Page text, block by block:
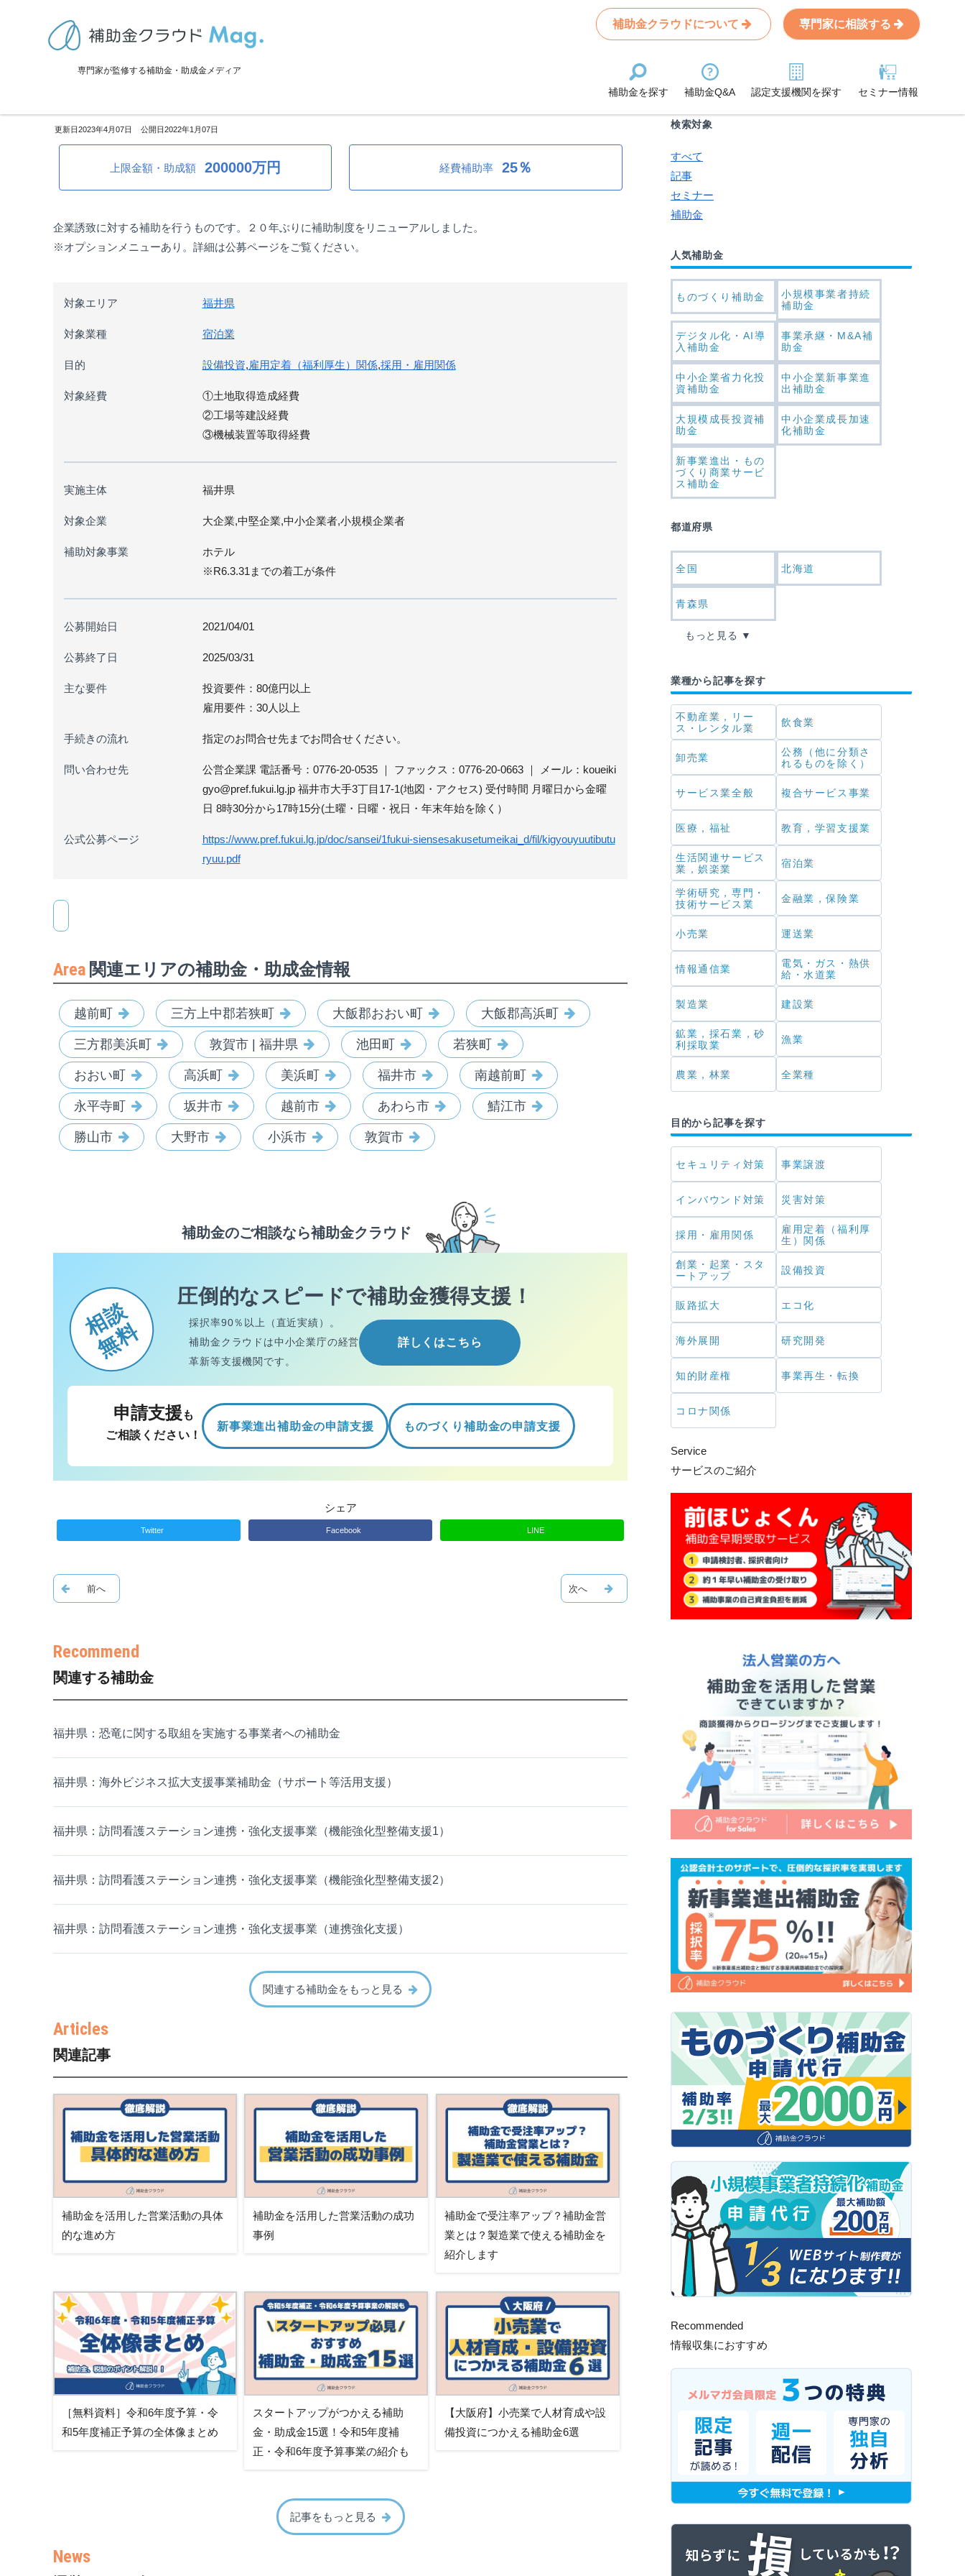
専門家が監修する補助金・助成金メディア
補助金クラウドについて 専門家に相談する
補助金を探す 補助金Q&A 認定支援機関を探す セミナー情報
>補助金・助成金詳細
2023年4月07日 2022年1月07日
上限金額・助成額 200000万円 経費補助率 25％
企業誘致に対する補助を行うものです。２０年ぶりに補助制度をリニューアルしました。
※オプションメニューあり。詳細は公募ページをご覧ください。
対象エリア 福井県
対象業種 宿泊業
目的 設備投資,雇用定着（福利厚生）関係,採用・雇用関係
対象経費
①土地取得造成経費
②工場等建設経費
③機械装置等取得経費
実施主体 福井県
対象企業 大企業,中堅企業,中小企業者,小規模企業者
補助対象事業
ホテル
※R6.3.31までの着工が条件
公募開始日 2021/04/01
公募終了日 2025/03/31
主な要件
投資要件：80億円以上
雇用要件：30人以上
手続きの流れ 指定のお問合せ先までお問合せください。
問い合わせ先
公営企業課 電話番号：0776-20-0535 ｜ ファックス：0776-20-0663 ｜ メール：koueiki
gyo@pref.fukui.lg.jp 福井市大手3丁目17-1(地図・アクセス) 受付時間 月曜日から金曜
日 8時30分から17時15分(土曜・日曜・祝日・年末年始を除く）
公式公募ページ
https://www.pref.fukui.lg.jp/doc/sansei/1fukui-siensesakusetumeikai_d/fil/kigyouyuutibutu
ryuu.pdf
Area 関連エリアの補助金・助成金情報
越前町 三方上中郡若狭町 大飯郡おおい町 大飯郡高浜町
三方郡美浜町 敦賀市 | 福井県 池田町 若狭町
おおい町 高浜町 美浜町 福井市 南越前町
永平寺町 坂井市 越前市 あわら市 鯖江市
勝山市 大野市 小浜市 敦賀市
補助金のご相談なら補助金クラウド
相談
無料
圧倒的なスピードで補助金獲得支援！
採択率90％以上（直近実績）。
補助金クラウドは中小企業庁の経営
革新等支援機関です。
詳しくはこちら
申請支援 も
ご相談ください！
新事業進出補助金の申請支援 ものづくり補助金の申請支援
シェア
Twitter Facebook LINE
関連する補助金
福井県：恐竜に関する取組を実施する事業者への補助金
福井県：海外ビジネス拡大支援事業補助金（サポート等活用支援）
福井県：訪問看護ステーション連携・強化支援事業（機能強化型整備支援1）
福井県：訪問看護ステーション連携・強化支援事業（機能強化型整備支援2）
福井県：訪問看護ステーション連携・強化支援事業（連携強化支援）
関連する補助金をもっと見る
関連記事
補助金を活用した営業活動の具体
的な進め方
補助金を活用した営業活動の成功
事例
補助金で受注率アップ？補助金営
業とは？製造業で使える補助金を
紹介します
［無料資料］令和6年度予算・令
和5年度補正予算の全体像まとめ
スタートアップがつかえる補助
金・助成金15選！令和5年度補
正・令和6年度予算事業の紹介も
【大阪府】小売業で人材育成や設
備投資につかえる補助金6選
記事をもっと見る
Search
条件から記事を探す
検索対象
すべて
記事
セミナー
補助金
人気補助金
ものづくり補助金
小規模事業者持続
補助金
デジタル化・AI導
入補助金
事業承継・M&A補
助金
中小企業省力化投
資補助金
中小企業新事業進
出補助金
大規模成長投資補
助金
中小企業成長加速
化補助金
新事業進出・もの
づくり商業サービ
ス補助金
都道府県
全国 北海道
青森県
もっと見る
業種から記事を探す
不動産業，リー
ス・レンタル業
飲食業
卸売業
公務（他に分類さ
れるものを除く）
サービス業全般 複合サービス事業
医療，福祉 教育，学習支援業
生活関連サービス
業，娯楽業
宿泊業
学術研究，専門・
技術サービス業
金融業，保険業
小売業 運送業
情報通信業
電気・ガス・熱供
給・水道業
製造業 建設業
鉱業，採石業，砂
利採取業
漁業
農業，林業 全業種
目的から記事を探す
セキュリティ対策 事業譲渡
インバウンド対策 災害対策
採用・雇用関係
雇用定着（福利厚
生）関係
創業・起業・スタ
ートアップ
設備投資
販路拡大 エコ化
海外展開 研究開発
知的財産権 事業再生・転換
コロナ関係
Service
サービスのご紹介
Recommended
情報収集におすすめ